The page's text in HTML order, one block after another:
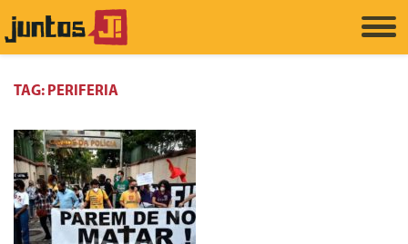
TAG: PERIFERIA